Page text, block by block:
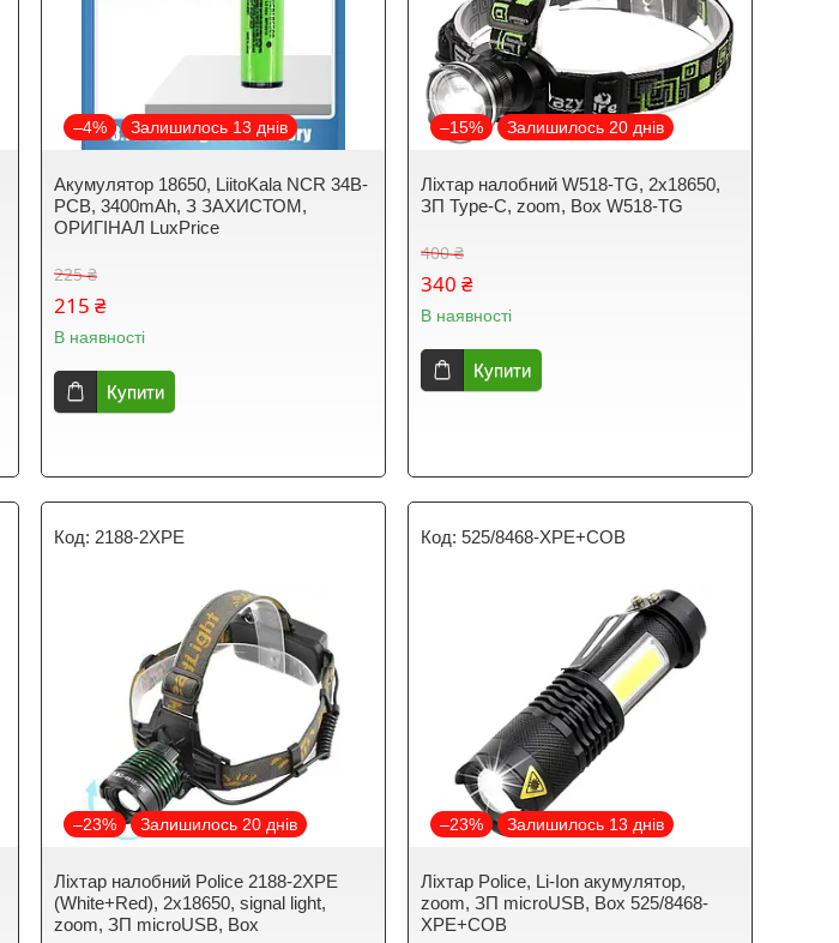
–4% Залишилось 13 днів
Акумулятор 18650, LiitoKala NCR 34B-
PCB, 3400mAh, З ЗАХИСТОМ,
ОРИГІНАЛ LuxPrice
225 ₴
215 ₴
В наявності
Купити
–15% Залишилось 20 днів
Ліхтар налобний W518-TG, 2x18650,
ЗП Type-C, zoom, Box W518-TG
400 ₴
340 ₴
В наявності
Купити
2188-2XPE
–23% Залишилось 20 днів
Ліхтар налобний Police 2188-2XPE
(White+Red), 2х18650, signal light,
zoom, ЗП microUSB, Box
525/8468-XPE+COB
–23% Залишилось 13 днів
Ліхтар Police, Li-Ion акумулятор,
zoom, ЗП microUSB, Box 525/8468-
XPE+COB